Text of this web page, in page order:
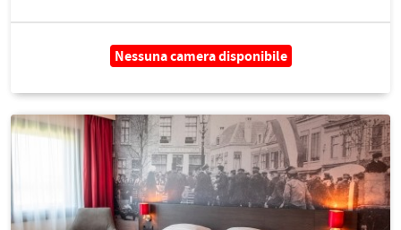
Nessuna camera disponibile